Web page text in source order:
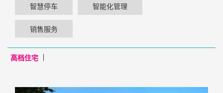
智慧停车 智能化管理
销售服务
高档住宅